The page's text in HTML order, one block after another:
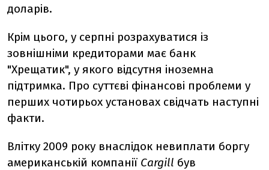
доларів.
Крім цього, у серпні розрахуватися із
зовнішніми кредиторами має банк
"Хрещатик", у якого відсутня іноземна
підтримка. Про суттєві фінансові проблеми у
перших чотирьох установах свідчать наступні
факти.
Влітку 2009 року внаслідок невиплати боргу
американській компанії Cargill був